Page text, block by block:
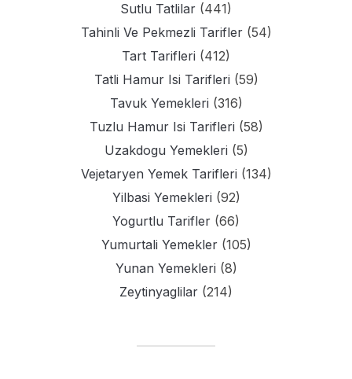
Sutlu Tatlilar (441)
Tahinli Ve Pekmezli Tarifler(54)
Tart Tarifleri (412)
Tatli Hamur Isi Tarifleri (59)
Tavuk Yemekleri (316)
Tuzlu Hamur Isi Tarifleri (58)
Uzakdogu Yemekleri (5)
Vejetaryen Yemek Tarifleri (134)
Yilbasi Yemekleri (92)
Yogurtlu Tarifler (66)
Yumurtali Yemekler(105)
Yunan Yemekleri (8)
Zeytinyaglilar (214)